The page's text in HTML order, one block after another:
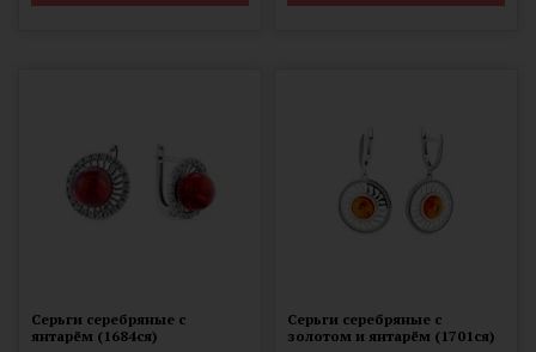
Серьги серебряные с
янтарём (1684ся)
Серьги серебряные с
золотом и янтарём (1701ся)